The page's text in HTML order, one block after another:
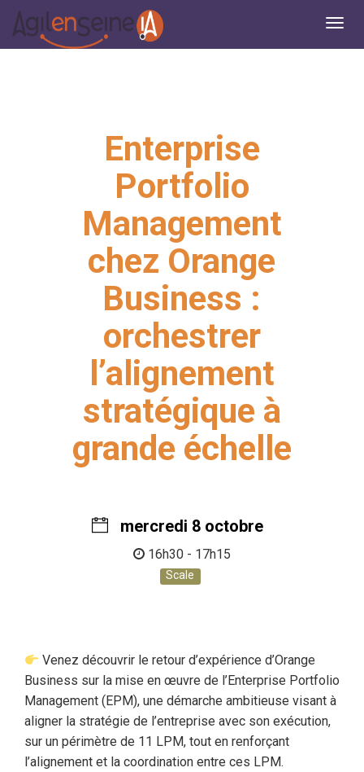
Enterprise
Portfolio
Management
chez Orange
Business :
orchestrer
l’alignement
stratégique à
grande échelle
mercredi 8 octobre
16h30 - 17h15
Scale
Venez découvrir le retour d’expérience d’Orange
Business sur la mise en œuvre de l’Enterprise Portfolio
Management (EPM), une démarche ambitieuse visant à
aligner la stratégie de l’entreprise avec son exécution,
sur un périmètre de 11 LPM, tout en renforçant
l’alignement et la coordination entre ces LPM.